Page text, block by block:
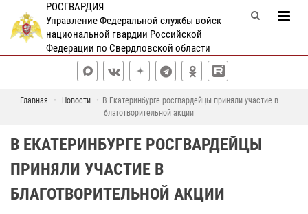
РОСГВАРДИЯ
Управление Федеральной службы войск
национальной гвардии Российской
Федерации по Свердловской области
Главная Новости
В Екатеринбурге росгвардейцы приняли участие в
благотворительной акции
В ЕКАТЕРИНБУРГЕ РОСГВАРДЕЙЦЫ
ПРИНЯЛИ УЧАСТИЕ В
БЛАГОТВОРИТЕЛЬНОЙ АКЦИИ